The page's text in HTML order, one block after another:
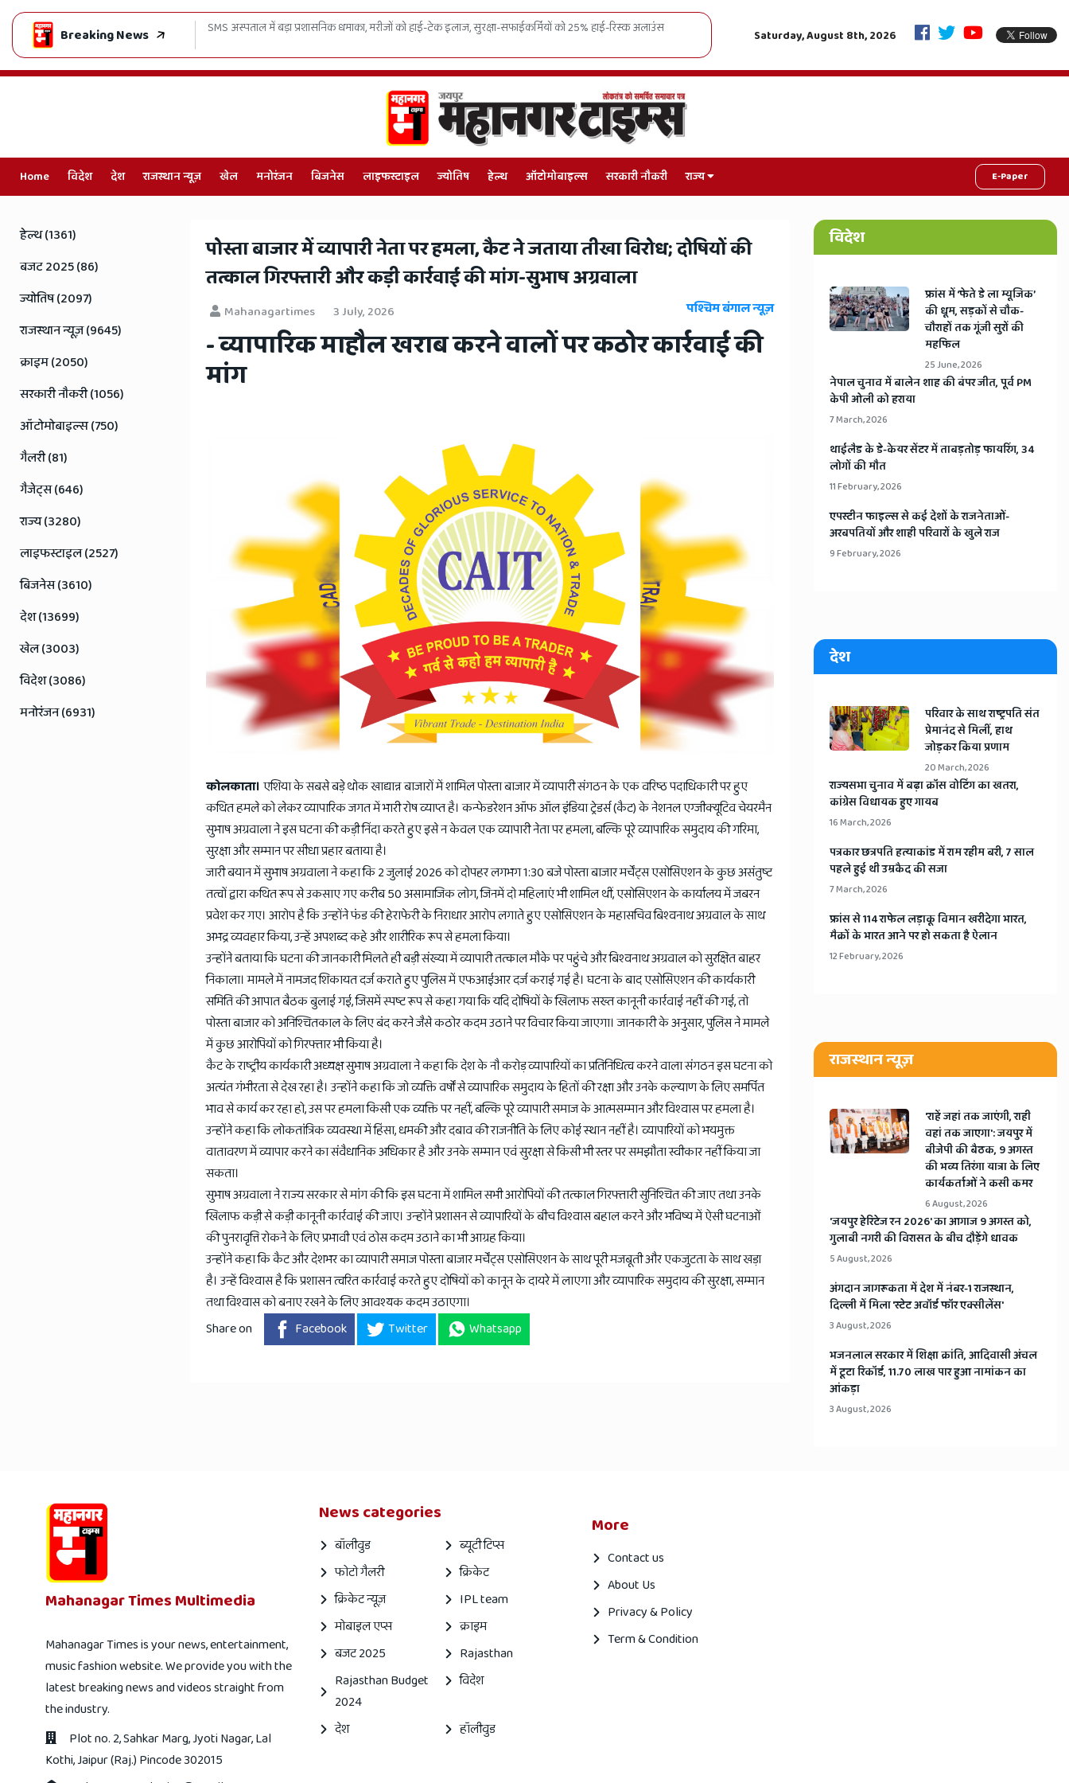
Breaking News
SMS अस्पताल में बड़ा प्रशासनिक धमाका, मरीजों को हाई-टेक इलाज, सुरक्षा-सफाईकर्मियों को 25% हाई-रिस्क अलाउंस राजस्थान में 'वन स्टेट-वन इलेक्शन' का बिगुल, भजनलाल कैबिनेट का ऐतिहासिक फैसला-एक साथ होंगे निकाय और पंचायत
Saturday, August 8th, 2026
Home विदेश देश राजस्थान न्यूज़ खेल मनोरंजन बिजनेस लाइफस्टाइल ज्योतिष हेल्थ ऑटोमोबाइल्स सरकारी नौकरी राज्य E-Paper
Hindi
News,
Hindi
Samachar,
Jaipur
Rajasthan
News
पोस्ता बाजार में व्यापारी नेता पर हमला, कैट ने जताया तीखा विरोध; दोषियों की
तत्काल गिरफ्तारी और कड़ी कार्रवाई की मांग-सुभाष अग्रवाला
Mahanagartimes 3 July, 2026 पश्चिम बंगाल न्यूज़
- व्यापारिक माहौल खराब करने वालों पर कठोर कार्रवाई की
मांग
कोलकाता। एशिया के सबसे बड़े थोक खाद्यान्न बाजारों में शामिल पोस्ता बाजार में व्यापारी संगठन के एक वरिष्ठ पदाधिकारी पर हुए
कथित हमले को लेकर व्यापारिक जगत में भारी रोष व्याप्त है। कन्फेडरेशन ऑफ ऑल इंडिया ट्रेडर्स (कैट) के नेशनल एग्जीक्यूटिव चेयरमैन
सुभाष अग्रवाला ने इस घटना की कड़ी निंदा करते हुए इसे न केवल एक व्यापारी नेता पर हमला, बल्कि पूरे व्यापारिक समुदाय की गरिमा,
सुरक्षा और सम्मान पर सीधा प्रहार बताया है।
जारी बयान में सुभाष अग्रवाला ने कहा कि 2 जुलाई 2026 को दोपहर लगभग 1:30 बजे पोस्ता बाजार मर्चेंट्स एसोसिएशन के कुछ असंतुष्ट
तत्वों द्वारा कथित रूप से उकसाए गए करीब 50 असामाजिक लोग, जिनमें दो महिलाएं भी शामिल थीं, एसोसिएशन के कार्यालय में जबरन
प्रवेश कर गए। आरोप है कि उन्होंने फंड की हेराफेरी के निराधार आरोप लगाते हुए एसोसिएशन के महासचिव बिश्वनाथ अग्रवाल के साथ
अभद्र व्यवहार किया, उन्हें अपशब्द कहे और शारीरिक रूप से हमला किया।
उन्होंने बताया कि घटना की जानकारी मिलते ही बड़ी संख्या में व्यापारी तत्काल मौके पर पहुंचे और बिश्वनाथ अग्रवाल को सुरक्षित बाहर
निकाला। मामले में नामजद शिकायत दर्ज कराते हुए पुलिस में एफआईआर दर्ज कराई गई है। घटना के बाद एसोसिएशन की कार्यकारी
समिति की आपात बैठक बुलाई गई, जिसमें स्पष्ट रूप से कहा गया कि यदि दोषियों के खिलाफ सख्त कानूनी कार्रवाई नहीं की गई, तो
पोस्ता बाजार को अनिश्चितकाल के लिए बंद करने जैसे कठोर कदम उठाने पर विचार किया जाएगा। जानकारी के अनुसार, पुलिस ने मामले
में कुछ आरोपियों को गिरफ्तार भी किया है।
कैट के राष्ट्रीय कार्यकारी अध्यक्ष सुभाष अग्रवाला ने कहा कि देश के नौ करोड़ व्यापारियों का प्रतिनिधित्व करने वाला संगठन इस घटना को
अत्यंत गंभीरता से देख रहा है। उन्होंने कहा कि जो व्यक्ति वर्षों से व्यापारिक समुदाय के हितों की रक्षा और उनके कल्याण के लिए समर्पित
भाव से कार्य कर रहा हो, उस पर हमला किसी एक व्यक्ति पर नहीं, बल्कि पूरे व्यापारी समाज के आत्मसम्मान और विश्वास पर हमला है।
उन्होंने कहा कि लोकतांत्रिक व्यवस्था में हिंसा, धमकी और दबाव की राजनीति के लिए कोई स्थान नहीं है। व्यापारियों को भयमुक्त
वातावरण में व्यापार करने का संवैधानिक अधिकार है और उनके सम्मान एवं सुरक्षा से किसी भी स्तर पर समझौता स्वीकार नहीं किया जा
सकता।
सुभाष अग्रवाला ने राज्य सरकार से मांग की कि इस घटना में शामिल सभी आरोपियों की तत्काल गिरफ्तारी सुनिश्चित की जाए तथा उनके
खिलाफ कड़ी से कड़ी कानूनी कार्रवाई की जाए। उन्होंने प्रशासन से व्यापारियों के बीच विश्वास बहाल करने और भविष्य में ऐसी घटनाओं
की पुनरावृत्ति रोकने के लिए प्रभावी एवं ठोस कदम उठाने का भी आग्रह किया।
उन्होंने कहा कि कैट और देशभर का व्यापारी समाज पोस्ता बाजार मर्चेंट्स एसोसिएशन के साथ पूरी मजबूती और एकजुटता के साथ खड़ा
है। उन्हें विश्वास है कि प्रशासन त्वरित कार्रवाई करते हुए दोषियों को कानून के दायरे में लाएगा और व्यापारिक समुदाय की सुरक्षा, सम्मान
तथा विश्वास को बनाए रखने के लिए आवश्यक कदम उठाएगा।
Share on
Facebook Twitter Whatsapp
हेल्थ (1361)
बजट 2025 (86)
ज्योतिष (2097)
राजस्थान न्यूज़ (9645)
क्राइम (2050)
सरकारी नौकरी (1056)
ऑटोमोबाइल्स (750)
गैलरी (81)
गैजेट्स (646)
राज्य (3280)
लाइफस्टाइल (2527)
बिजनेस (3610)
देश (13699)
खेल (3003)
विदेश (3086)
मनोरंजन (6931)
विदेश
​फ्रांस में ‘फेते डे ला म्यूजिक’
की धूम, सड़कों से चौक-
चौराहों तक गूंजी सुरों की
महफिल
25 June, 2026
​नेपाल चुनाव में बालेन शाह की बंपर जीत, पूर्व PM
केपी ओली को हराया
7 March, 2026
​थाईलैड के डे-केयर सेंटर में ताबड़तोड़ फायरिंग, 34
लोगों की मौत
11 February, 2026
​एपस्टीन फाइल्स से कई देशों के राजनेताओं-
अरबपतियों और शाही परिवारों के खुले राज
9 February, 2026
देश
​परिवार के साथ राष्ट्रपति संत
प्रेमानंद से मिलीं, हाथ
जोड़कर किया प्रणाम
20 March, 2026
​राज्यसभा चुनाव में बढ़ा क्रॉस वोटिंग का खतरा,
कांग्रेस विधायक हुए गायब
16 March, 2026
​पत्रकार छत्रपति हत्याकांड में राम रहीम बरी, 7 साल
पहले हुई थी उम्रकैद की सजा
7 March, 2026
​फ्रांस से 114 राफेल लड़ाकू विमान खरीदेगा भारत,
मैक्रों के भारत आने पर हो सकता है ऐलान
12 February, 2026
राजस्थान न्यूज़
'राहें जहां तक जाएंगी, राही
वहां तक जाएगा': जयपुर में
बीजेपी की बैठक, 9 अगस्त
की भव्य तिरंगा यात्रा के लिए
कार्यकर्ताओं ने कसी कमर
6 August, 2026
​'जयपुर हेरिटेज रन 2026' का आगाज 9 अगस्त को,
गुलाबी नगरी की विरासत के बीच दौड़ेंगे धावक
5 August, 2026
अंगदान जागरूकता में देश में नंबर-1 राजस्थान,
दिल्ली में मिला 'स्टेट अवॉर्ड फॉर एक्सीलेंस'
3 August, 2026
भजनलाल सरकार में शिक्षा क्रांति, आदिवासी अंचल
में टूटा रिकॉर्ड, 11.70 लाख पार हुआ नामांकन का
आंकड़ा
3 August, 2026
Mahanagar Times Multimedia
Mahanagar Times is your news, entertainment,
music fashion website. We provide you with the
latest breaking news and videos straight from
the industry.
Plot no. 2, Sahkar Marg, Jyoti Nagar, Lal
Kothi, Jaipur (Raj.) Pincode 302015
News categories
बॉलीवुड
ब्यूटी टिप्स
फोटो गैलरी
क्रिकेट
क्रिकेट न्यूज़
IPL team
मोबाइल एप्स
क्राइम
बजट 2025
Rajasthan
Rajasthan Budget
2024
विदेश
देश हॉलीवुड
More
Contact us
About Us
Privacy & Policy
Term & Condition